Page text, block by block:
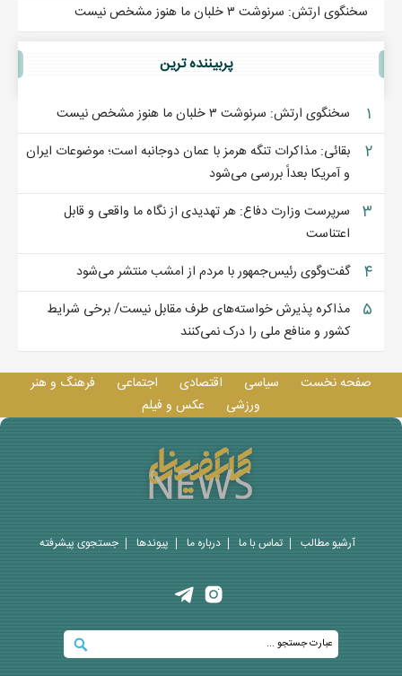
سخنگوی ارتش: سرنوشت ۳ خلبان ما هنوز مشخص نیست
پربيننده ترين
۱ سخنگوی ارتش: سرنوشت ۳ خلبان ما هنوز مشخص نیست
۲
بقائی: مذاکرات تنگه هرمز با عمان دوجانبه است؛ موضوعات ایران
و آمریکا بعداً بررسی می‌شود
۳
سرپرست وزارت دفاع: هر تهدیدی از نگاه ما واقعی و قابل
اعتناست
۴ گفت‌وگوی رئیس‌جمهور با مردم از امشب منتشر می‌شود
۵
مذاکره پذیرش خواسته‌های طرف مقابل نیست/ برخی شرایط
کشور و منافع ملی را درک نمی‌کنند
صفحه نخست سیاسی اقتصادی اجتماعی
فرهنگ و هنر
ورزشی
عکس و فيلم
آرشیو مطالب تماس با ما درباره ما پيوندها جستجوی پيشرفته